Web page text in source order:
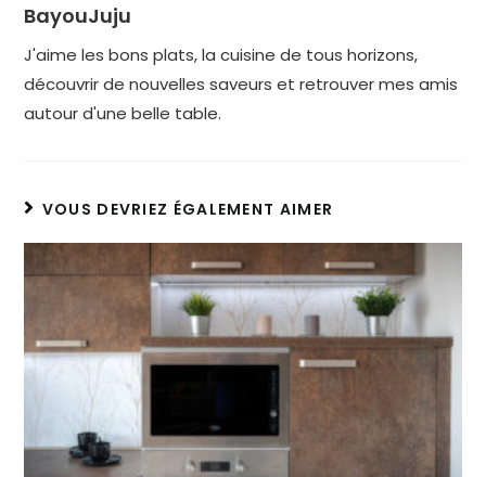
BayouJuju
J'aime les bons plats, la cuisine de tous horizons,
découvrir de nouvelles saveurs et retrouver mes amis
autour d'une belle table.
VOUS DEVRIEZ ÉGALEMENT AIMER